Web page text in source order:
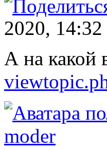
2020, 14:32
А на какой
moder